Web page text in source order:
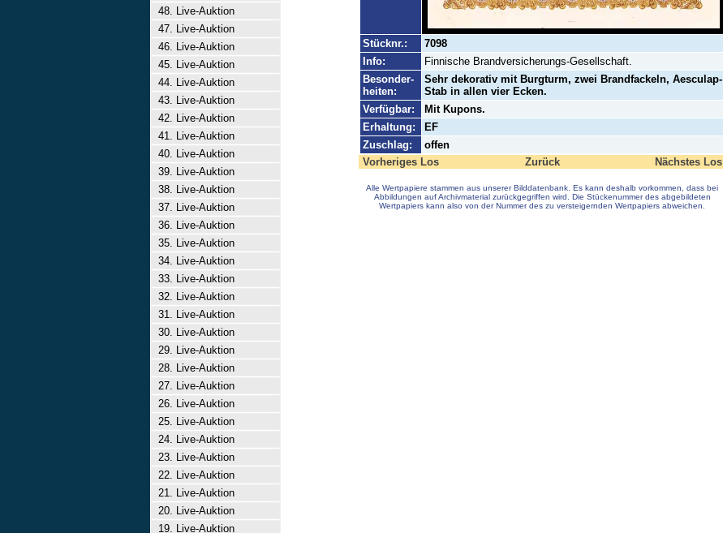
48. Live-Auktion
47. Live-Auktion
46. Live-Auktion
45. Live-Auktion
44. Live-Auktion
43. Live-Auktion
42. Live-Auktion
41. Live-Auktion
40. Live-Auktion
39. Live-Auktion
38. Live-Auktion
37. Live-Auktion
36. Live-Auktion
35. Live-Auktion
34. Live-Auktion
33. Live-Auktion
32. Live-Auktion
31. Live-Auktion
30. Live-Auktion
29. Live-Auktion
28. Live-Auktion
27. Live-Auktion
26. Live-Auktion
25. Live-Auktion
24. Live-Auktion
23. Live-Auktion
22. Live-Auktion
21. Live-Auktion
20. Live-Auktion
19. Live-Auktion
Stücknr.:
7098
Info:
Finnische Brandversicherungs-Gesellschaft.
Besonder-
heiten:
Sehr dekorativ mit Burgturm, zwei Brandfackeln, Aesculap-
Stab in allen vier Ecken.
Verfügbar:
Mit Kupons.
Erhaltung:
EF
Zuschlag:
offen
Vorheriges Los
Zurück Nächstes Los
Alle Wertpapiere stammen aus unserer Bilddatenbank. Es kann deshalb vorkommen, dass bei
Abbildungen auf Archivmaterial zurückgegriffen wird. Die Stückenummer des abgebildeten
Wertpapiers kann also von der Nummer des zu versteigernden Wertpapiers abweichen.